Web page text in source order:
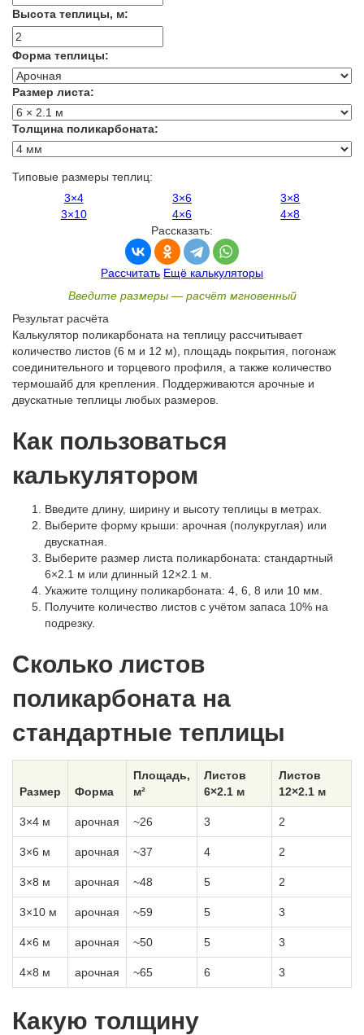
Высота теплицы, м:
Форма теплицы:
Размер листа:
Толщина поликарбоната:
Типовые размеры теплиц:
3×4
3×6
3×8
3×10
4×6
4×8
Рассказать:
Рассчитать Ещё калькуляторы
Введите размеры — расчёт мгновенный
Результат расчёта
Калькулятор поликарбоната на теплицу рассчитывает
количество листов (6 м и 12 м), площадь покрытия, погонаж
соединительного и торцевого профиля, а также количество
термошайб для крепления. Поддерживаются арочные и
двускатные теплицы любых размеров.
Как пользоваться
калькулятором
Введите длину, ширину и высоту теплицы в метрах.
Выберите форму крыши: арочная (полукруглая) или
двускатная.
Выберите размер листа поликарбоната: стандартный
6×2.1 м или длинный 12×2.1 м.
Укажите толщину поликарбоната: 4, 6, 8 или 10 мм.
Получите количество листов с учётом запаса 10% на
подрезку.
Сколько листов
поликарбоната на
стандартные теплицы
Размер Форма
Площадь,
м²
Листов
6×2.1 м
Листов
12×2.1 м
3×4 м арочная ~26 3 2
3×6 м арочная ~37 4 2
3×8 м арочная ~48 5 2
3×10 м арочная ~59 5 3
4×6 м арочная ~50 5 3
4×8 м арочная ~65 6 3
Какую толщину